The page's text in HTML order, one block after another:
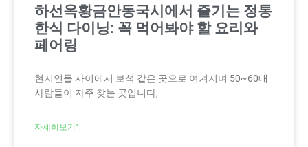
하선옥황금안동국시에서 즐기는 정통
한식 다이닝: 꼭 먹어봐야 할 요리와
페어링
현지인들 사이에서 보석 같은 곳으로 여겨지며 50~60대
사람들이 자주 찾는 곳입니다,
자세히보기"